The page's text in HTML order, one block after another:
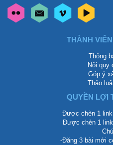
THÀNH
Thông
Nội quy
Góp ý
Thảo
QUYỀN LỢI
Được chèn 1
Được chèn 1
-Đăng 3 bài mới